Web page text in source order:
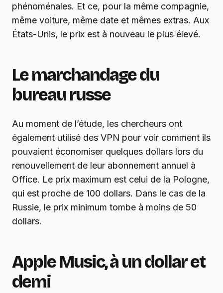
phénoménales. Et ce, pour la même compagnie,
même voiture, même date et mêmes extras. Aux
États-Unis, le prix est à nouveau le plus élevé.
Le marchandage du
bureau russe
Au moment de l’étude, les chercheurs ont
également utilisé des VPN pour voir comment ils
pouvaient économiser quelques dollars lors du
renouvellement de leur abonnement annuel à
Office. Le prix maximum est celui de la Pologne,
qui est proche de 100 dollars. Dans le cas de la
Russie, le prix minimum tombe à moins de 50
dollars.
Apple Music, à un dollar et
demi